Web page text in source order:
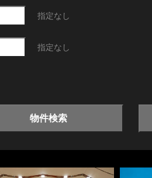
指定なし
指定なし
物件検索